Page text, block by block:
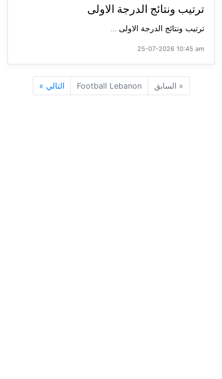
ترتيب ونتائج الدرجة الاولى
ترتيب ونتائج الدرجة الاولى ...
25-07-2026 10:45 am
« السابق Football Lebanon التالي »